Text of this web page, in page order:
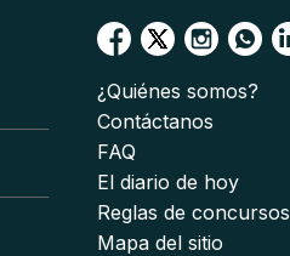
¿Quiénes somos?
Contáctanos
FAQ
El diario de hoy
Reglas de concursos
Mapa del sitio